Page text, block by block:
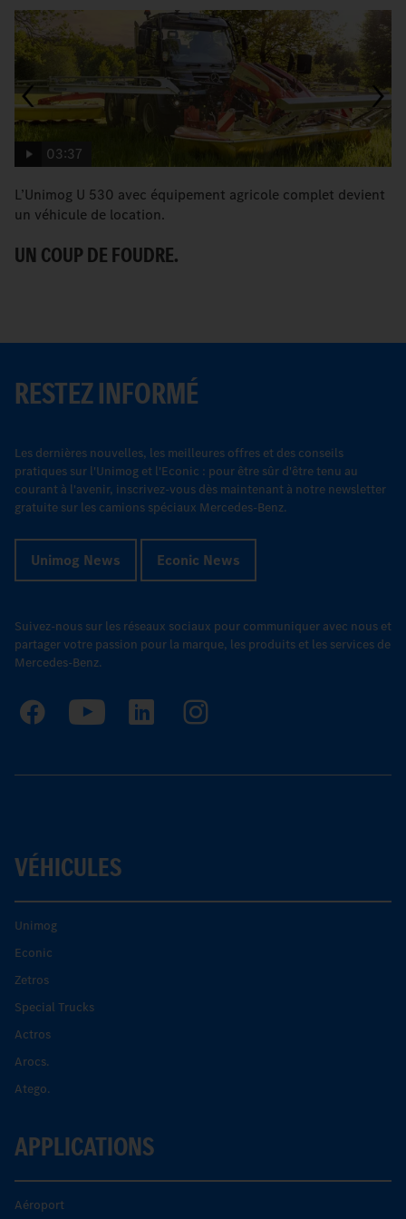
03:37
L’Unimog U 530 avec équipement agricole complet devient
un véhicule de location.
UN COUP DE FOUDRE.
RESTEZ INFORMÉ
Les dernières nouvelles, les meilleures offres et des conseils
pratiques sur l'Unimog et l'Econic : pour être sûr d'être tenu au
courant à l'avenir, inscrivez-vous dès maintenant à notre newsletter
gratuite sur les camions spéciaux Mercedes-Benz.
Unimog News Econic News
Suivez-nous sur les réseaux sociaux pour communiquer avec nous et
partager votre passion pour la marque, les produits et les services de
Mercedes-Benz.
VÉHICULES
Unimog
Econic
Zetros
Special Trucks
Actros
Arocs.
Atego.
APPLICATIONS
Aéroport